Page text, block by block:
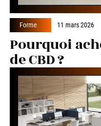
Forme 11 mars 2026
Pourquoi
de CBD ?